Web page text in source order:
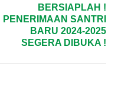
BERSIAPLAH !
PENERIMAAN SANTRI
BARU 2024-2025
SEGERA DIBUKA !